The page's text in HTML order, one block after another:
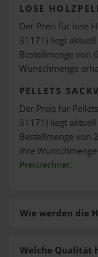
LOSE
Der Preis für lose
31171) liegt aktuell
Bestellmenge von
Wunschmenge
PELLETS
Der Preis für
31171) liegt aktuell
Bestellmenge von
Ihre
Preisrechner.
Wie werden die
Welche Qualität